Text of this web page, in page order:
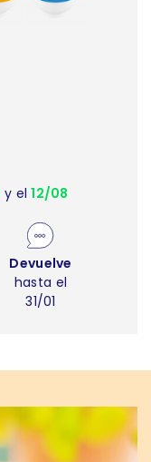
y el12/08
Devuelve
hasta el
31/01